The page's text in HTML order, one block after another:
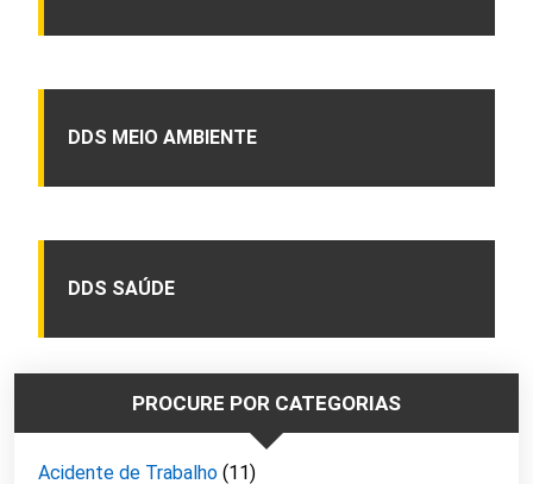
DDS MEIO AMBIENTE
DDS SAÚDE
PROCURE POR CATEGORIAS
Acidente de Trabalho (11)